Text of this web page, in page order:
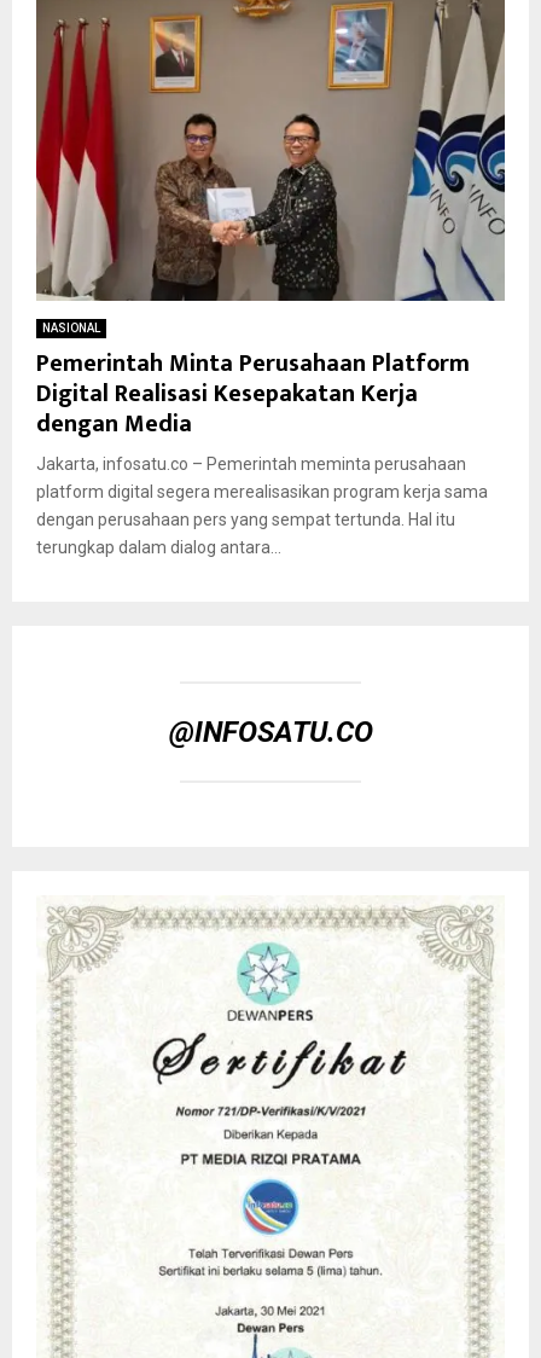
NASIONAL
Pemerintah Minta Perusahaan Platform
Digital Realisasi Kesepakatan Kerja
dengan Media
Jakarta, infosatu.co – Pemerintah meminta perusahaan
platform digital segera merealisasikan program kerja sama
dengan perusahaan pers yang sempat tertunda. Hal itu
terungkap dalam dialog antara...
@INFOSATU.CO